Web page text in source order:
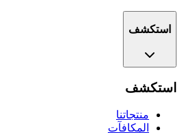
استكشف
استكشف
منتجاتنا
المكافآت